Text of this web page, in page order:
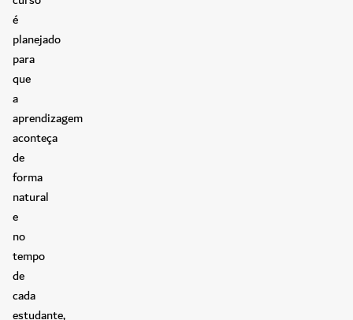
é
planejado
para
que
a
aprendizagem
aconteça
de
forma
natural
e
no
tempo
de
cada
estudante,